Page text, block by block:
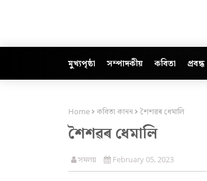
মুখ্যপৃষ্ঠা সম্পাদকীয় কবিতা প্ৰবন্ধ
Home কবিতা কানন শৈশৱৰ ধেমালি
শৈশৱৰ ধেমালি
সমলয় February 05, 2023